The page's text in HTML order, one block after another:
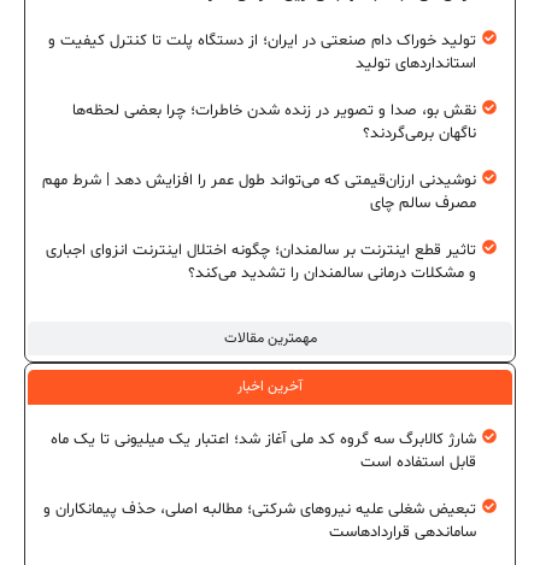
مهمترین مقالات
تولید خوراک دام صنعتی در ایران؛ از دستگاه پلت تا کنترل کیفیت و
استانداردهای تولید
نقش بو، صدا و تصویر در زنده شدن خاطرات؛ چرا بعضی لحظه‌ها
ناگهان برمی‌گردند؟
نوشیدنی ارزان‌قیمتی که می‌تواند طول عمر را افزایش دهد | شرط مهم
مصرف سالم چای
تاثیر قطع اینترنت بر سالمندان؛ چگونه اختلال اینترنت انزوای اجباری
و مشکلات درمانی سالمندان را تشدید می‌کند؟
آخرین اخبار
شارژ کالابرگ سه گروه کد ملی آغاز شد؛ اعتبار یک میلیونی تا یک ماه
قابل استفاده است
تبعیض شغلی علیه نیروهای شرکتی؛ مطالبه اصلی، حذف پیمانکاران و
ساماندهی قراردادهاست